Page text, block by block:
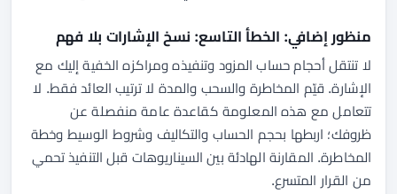
منظور إضافي: الخطأ التاسع: نسخ الإشارات بلا فهم
لا تنتقل أحجام حساب المزود وتنفيذه ومراكزه الخفية إليك مع
الإشارة. قيّم المخاطرة والسحب والمدة لا ترتيب العائد فقط. لا
تتعامل مع هذه المعلومة كقاعدة عامة منفصلة عن
ظروفك؛ اربطها بحجم الحساب والتكاليف وشروط الوسيط وخطة
المخاطرة. المقارنة الهادئة بين السيناريوهات قبل التنفيذ تحمي
من القرار المتسرع.